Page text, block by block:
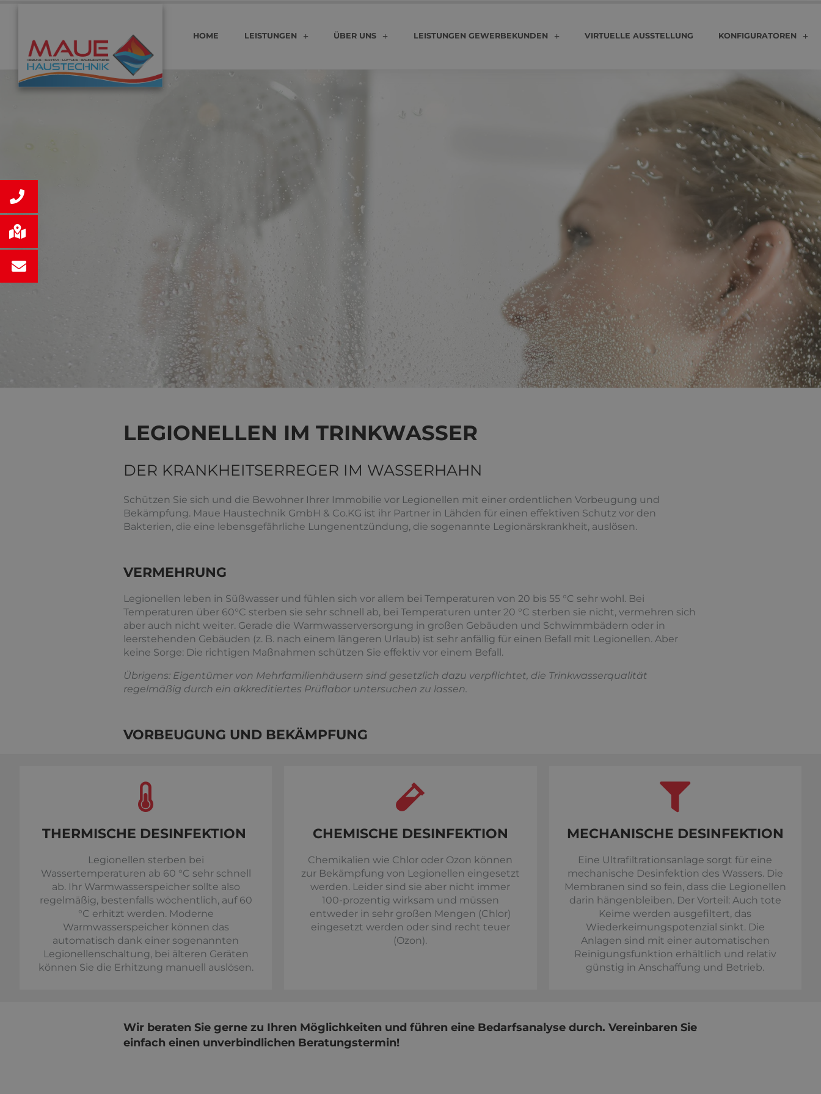
HOME LEISTUNGEN ÜBER UNS LEISTUNGEN GEWERBEKUNDEN VIRTUELLE AUSSTELLUNG KONFIGURATOREN
LEGIONELLEN IM TRINKWASSER
DER KRANKHEITSERREGER IM WASSERHAHN
Schützen Sie sich und die Bewohner Ihrer Immobilie vor Legionellen mit einer ordentlichen Vorbeugung und
Bekämpfung. Maue Haustechnik GmbH & Co.KG ist ihr Partner in Lähden für einen effektiven Schutz vor den
Bakterien, die eine lebensgefährliche Lungenentzündung, die sogenannte Legionärskrankheit, auslösen.
VERMEHRUNG
Legionellen leben in Süßwasser und fühlen sich vor allem bei Temperaturen von 20 bis 55 °C sehr wohl. Bei
Temperaturen über 60°C sterben sie sehr schnell ab, bei Temperaturen unter 20 °C sterben sie nicht, vermehren sich
aber auch nicht weiter. Gerade die Warmwasserversorgung in großen Gebäuden und Schwimmbädern oder in
leerstehenden Gebäuden (z. B. nach einem längeren Urlaub) ist sehr anfällig für einen Befall mit Legionellen. Aber
keine Sorge: Die richtigen Maßnahmen schützen Sie effektiv vor einem Befall.
Übrigens: Eigentümer von Mehrfamilienhäusern sind gesetzlich dazu verpflichtet, die Trinkwasserqualität
regelmäßig durch ein akkreditiertes Prüflabor untersuchen zu lassen.
VORBEUGUNG UND BEKÄMPFUNG
THERMISCHE DESINFEKTION
Legionellen sterben bei
Wassertemperaturen ab 60 °C sehr schnell
ab. Ihr Warmwasserspeicher sollte also
regelmäßig, bestenfalls wöchentlich, auf 60
°C erhitzt werden. Moderne
Warmwasserspeicher können das
automatisch dank einer sogenannten
Legionellenschaltung, bei älteren Geräten
können Sie die Erhitzung manuell auslösen.
CHEMISCHE DESINFEKTION
Chemikalien wie Chlor oder Ozon können
zur Bekämpfung von Legionellen eingesetzt
werden. Leider sind sie aber nicht immer
100-prozentig wirksam und müssen
entweder in sehr großen Mengen (Chlor)
eingesetzt werden oder sind recht teuer
(Ozon).
MECHANISCHE DESINFEKTION
Eine Ultrafiltrationsanlage sorgt für eine
mechanische Desinfektion des Wassers. Die
Membranen sind so fein, dass die Legionellen
darin hängenbleiben. Der Vorteil: Auch tote
Keime werden ausgefiltert, das
Wiederkeimungspotenzial sinkt. Die
Anlagen sind mit einer automatischen
Reinigungsfunktion erhältlich und relativ
günstig in Anschaffung und Betrieb.
Wir beraten Sie gerne zu Ihren Möglichkeiten und führen eine Bedarfsanalyse durch. Vereinbaren Sie
einfach einen unverbindlichen Beratungstermin!